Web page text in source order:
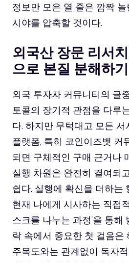
정보만 모은 열 줄은 깜짝
시야를 압축할 것이다.
외국산 장문 리서
으로 본질 분해하기
외국 투자자 커뮤니티의 글
토콜의 장기적 관점을 다루
다. 하지만 무턱대고 모든
플랫폼, 특히 코인이즈벳 커
되면 구체적인 구매 근거나
실행 차원은 완전히 결여되
쉽다. 실행에 확신을 더하는
현재 나에게 시사하는 직접
스크를 나누는 과정’을 통해
락 속에서 중요한 첫 걸음은
주목도와는 관계없이 독자